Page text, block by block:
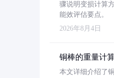
骤说明变损计算
能效评估要点。
2026年8月4日
铜棒的重量计
本文详细介绍了